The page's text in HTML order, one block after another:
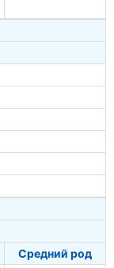
Средний род